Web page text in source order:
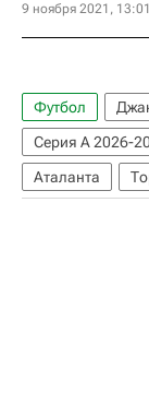
9 ноября 2021, 13:01
Футбол
Серия А 2026-
Аталанта